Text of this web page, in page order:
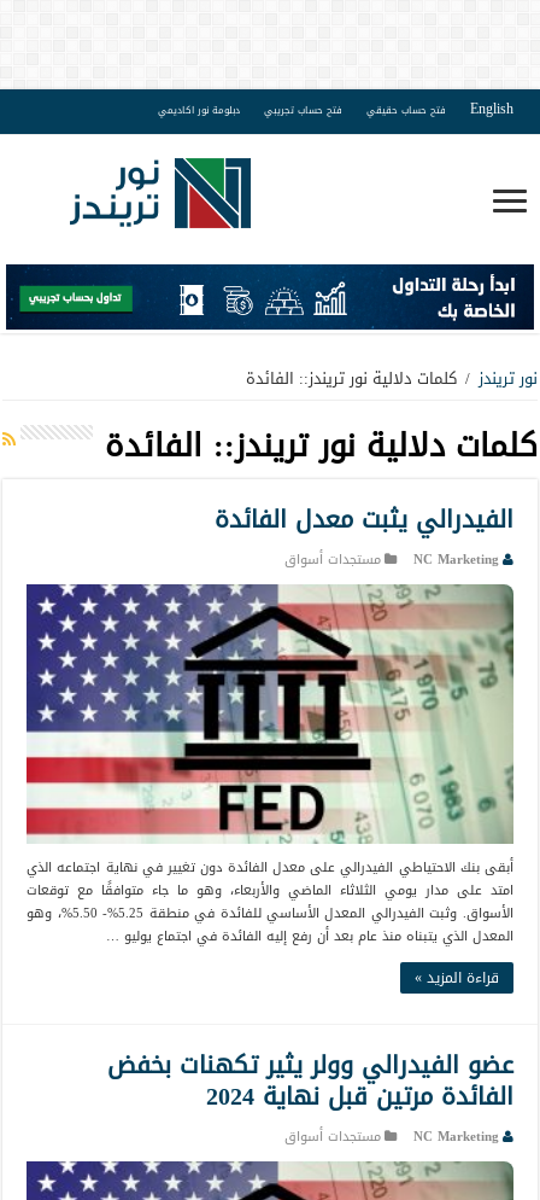
English فتح حساب حقيقي فتح حساب تجريبي دبلومة نور اكاديمي
نور تريندز / كلمات دلالية نور تريندز:: الفائدة
كلمات دلالية نور تريندز:: الفائدة
الفيدرالي يثبت معدل الفائدة
NC Marketing مستجدات أسواق
أبقى بنك الاحتياطي الفيدرالي على معدل الفائدة دون تغيير في نهاية اجتماعه الذي
امتد على مدار يومي الثلاثاء الماضي والأربعاء، وهو ما جاء متوافقًا مع توقعات
الأسواق. وثبت الفيدرالي المعدل الأساسي للفائدة في منطقة 5.25%- 5.50%، وهو
المعدل الذي يتبناه منذ عام بعد أن رفع إليه الفائدة في اجتماع يوليو …
قراءة المزيد »
عضو الفيدرالي وولر يثير تكهنات بخفض
الفائدة مرتين قبل نهاية 2024
NC Marketing مستجدات أسواق